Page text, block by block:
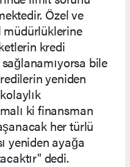
Özel ve
müdürlüklerine
kredi
bile
yeniden
ki finansman
her türlü
yeniden ayağa
dedi.